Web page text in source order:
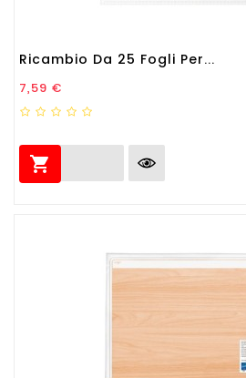
Ricambio Da 25 Fogli Per...
Prezzo
7,59 €
